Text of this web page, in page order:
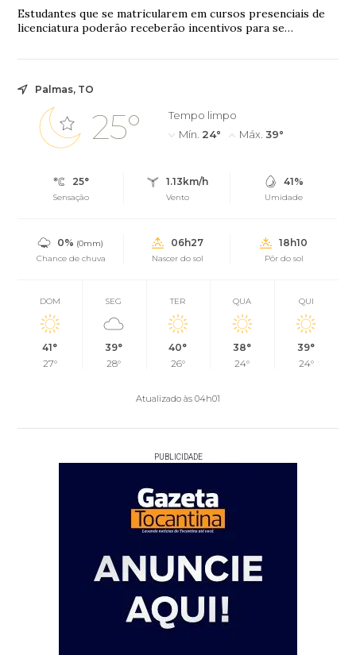
Estudantes que se matricularem em cursos presenciais de
licenciatura poderão receberão incentivos para se
Palmas, TO
25°
Tempo limpo
Mín. 24° Máx. 39°
25°
Sensação
1.13km/h
Vento
41%
Umidade
0% (0mm)
Chance de chuva
06h27
Nascer do sol
18h10
Pôr do sol
DOM
41°
27°
SEG
39°
28°
TER
40°
26°
QUA
38°
24°
QUI
39°
24°
Atualizado às 04h01
PUBLICIDADE